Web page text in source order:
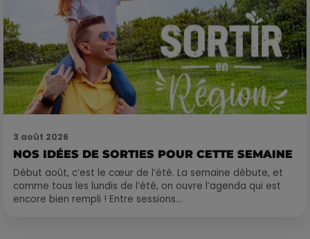
3 août 2026
NOS IDÉES DE SORTIES POUR CETTE SEMAINE
Début août, c’est le cœur de l’été. La semaine débute, et
comme tous les lundis de l’été, on ouvre l’agenda qui est
encore bien rempli ! Entre sessions...